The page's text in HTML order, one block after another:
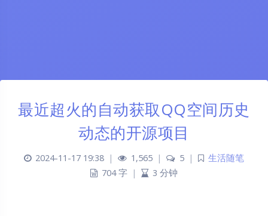
最近超火的自动获取QQ空间历史
动态的开源项目
2024-11-17 19:38 | 1,565 | 5 |
生活随笔
704 字 | 3 分钟